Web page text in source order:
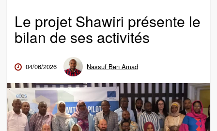
Le projet Shawiri présente le
bilan de ses activités
04/06/2026 Nassuf Ben Amad